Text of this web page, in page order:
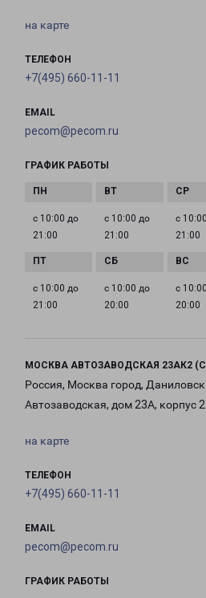
на карте
ТЕЛЕФОН
+7(495) 660-11-11
EMAIL
pecom@pecom.ru
ГРАФИК РАБОТЫ
с 10:00 до
21:00
с 10:00 до
21:00
с
21:00
с 10:00 до
21:00
с 10:00 до
20:00
с
20:00
МОСКВА АВТОЗАВОДСКАЯ 23АК2
Россия, Москва город,
Автозаводская, дом 23А, корпус 2
на карте
ТЕЛЕФОН
+7(495) 660-11-11
EMAIL
pecom@pecom.ru
ГРАФИК РАБОТЫ